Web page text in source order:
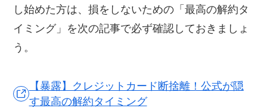
し始めた方は、損をしないための「最高の解約タ
イミング」を次の記事で必ず確認しておきましょ
う。
【暴露】クレジットカード断捨離！公式が隠
す最高の解約タイミング